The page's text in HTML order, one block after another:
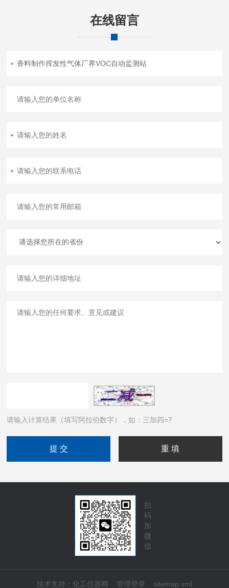
在线留言
请输入计算结果（填写阿拉伯数字），如：三加四=7
扫
码
加
微
信
技术支持： 化工仪器网 管理登录 sitemap.xml